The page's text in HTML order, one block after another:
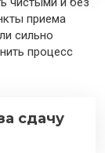
приема
сильно
процесс
сдачу